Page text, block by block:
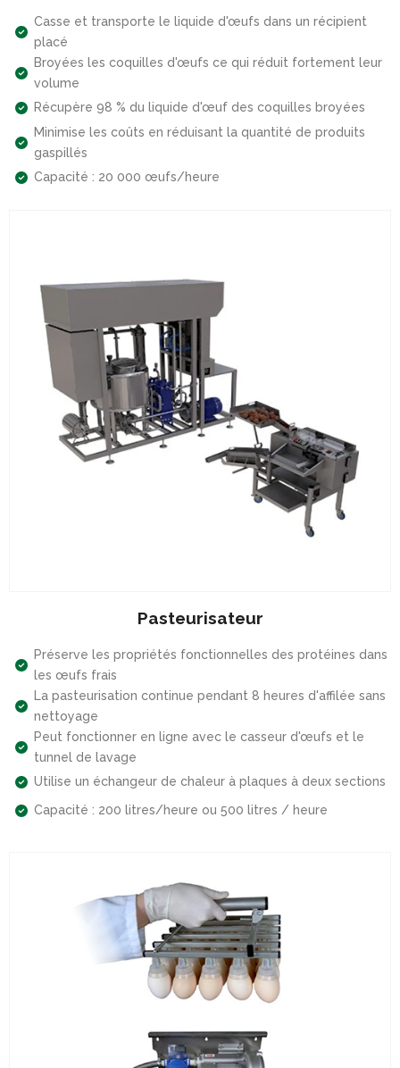
Casse et transporte le liquide d'œufs dans un récipient
placé
Broyées les coquilles d'œufs ce qui réduit fortement leur
volume
Récupère 98 % du liquide d'œuf des coquilles broyées
Minimise les coûts en réduisant la quantité de produits
gaspillés
Capacité : 20 000 œufs/heure
Pasteurisateur
Préserve les propriétés fonctionnelles des protéines dans
les œufs frais
La pasteurisation continue pendant 8 heures d'affilée sans
nettoyage
Peut fonctionner en ligne avec le casseur d'œufs et le
tunnel de lavage
Utilise un échangeur de chaleur à plaques à deux sections
Capacité : 200 litres/heure ou 500 litres / heure